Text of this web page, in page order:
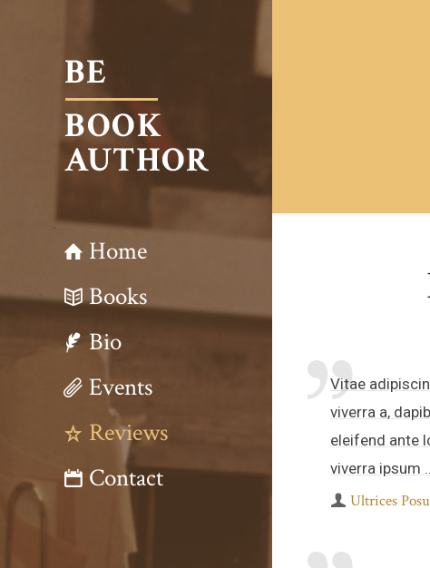
Home
Books
Bio
Events
Reviews
Contact
Vitae
viverra a,
eleifend ante
viverra ipsum
Ultrices